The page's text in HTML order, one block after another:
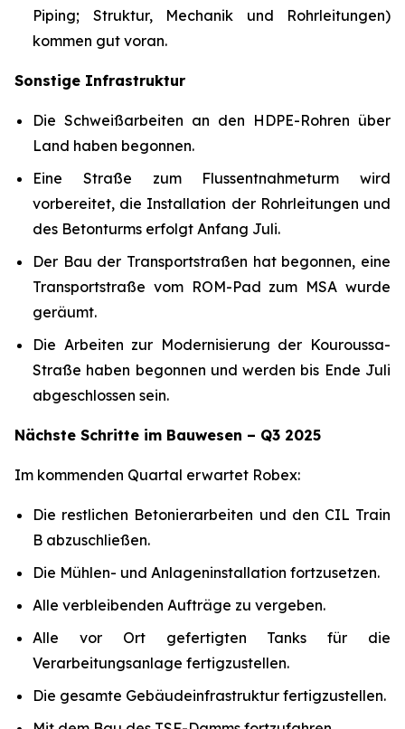
Piping; Struktur, Mechanik und Rohrleitungen)
kommen gut voran.
Sonstige Infrastruktur
Die Schweißarbeiten an den HDPE-Rohren über
Land haben begonnen.
Eine Straße zum Flussentnahmeturm wird
vorbereitet, die Installation der Rohrleitungen und
des Betonturms erfolgt Anfang Juli.
Der Bau der Transportstraßen hat begonnen, eine
Transportstraße vom ROM-Pad zum MSA wurde
geräumt.
Die Arbeiten zur Modernisierung der Kouroussa-
Straße haben begonnen und werden bis Ende Juli
abgeschlossen sein.
Nächste Schritte im Bauwesen – Q3 2025
Im kommenden Quartal erwartet Robex:
Die restlichen Betonierarbeiten und den CIL Train
B abzuschließen.
Die Mühlen- und Anlageninstallation fortzusetzen.
Alle verbleibenden Aufträge zu vergeben.
Alle vor Ort gefertigten Tanks für die
Verarbeitungsanlage fertigzustellen.
Die gesamte Gebäudeinfrastruktur fertigzustellen.